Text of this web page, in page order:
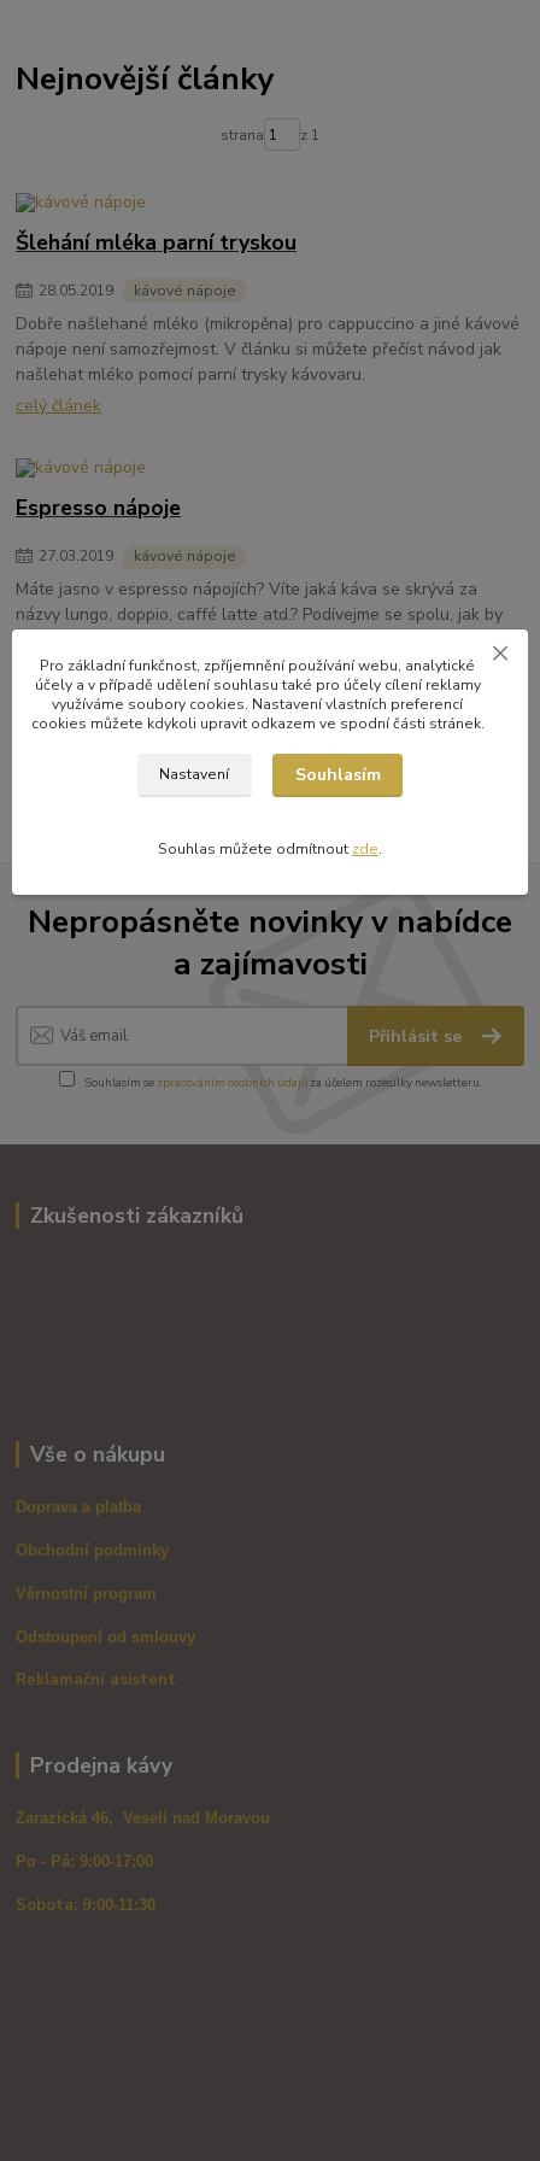
Nejnovější články
strana z 1
Šlehání mléka parní tryskou
28.05.2019 kávové nápoje
Dobře našlehané mléko (mikropěna) pro cappuccino a jiné kávové
nápoje není samozřejmost. V článku si můžete přečíst návod jak
našlehat mléko pomocí parní trysky kávovaru.
celý článek
Espresso nápoje
27.03.2019 kávové nápoje
Máte jasno v espresso nápojích? Víte jaká káva se skrývá za
názvy lungo, doppio, caffé latte atd.? Podívejme se spolu, jak by
celý článek
strana z 1
Nepropásněte novinky v nabídce
a zajímavosti
Přihlásit se
Souhlasím se zpracováním osobních údajůza účelem rozesílky newsletteru.
Zkušenosti zákazníků
Vše o nákupu
Doprava a platba
Obchodní podmínky
Věrnostní program
Odstoupení od smlouvy
Reklamační asistent
Prodejna kávy
Zarazická 46, Veselí nad Moravou
Po - Pá: 9:00-17:00
Sobota: 9:00-11:30
Pro základní funkčnost, zpříjemnění používání webu, analytické
účely a v případě udělení souhlasu také pro účely cílení reklamy
využíváme soubory cookies. Nastavení vlastních preferencí
cookies můžete kdykoli upravit odkazem ve spodní části stránek.
Nastavení Souhlasím
Souhlas můžete odmítnout zde.